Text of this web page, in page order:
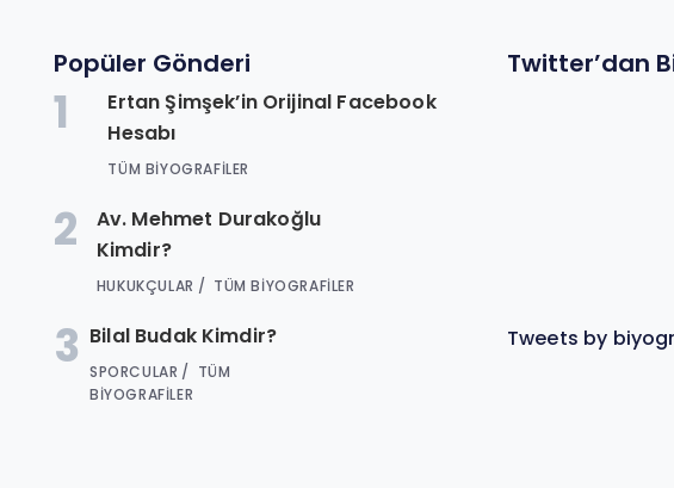
Popüler Gönderi
1
Ertan Şimşek’in Orijinal Facebook
Hesabı
TÜM BIYOGRAFILER
2
Av. Mehmet Durakoğlu
Kimdir?
HUKUKÇULAR TÜM BIYOGRAFILER
3 Bilal Budak Kimdir?
SPORCULAR
TÜM
BIYOGRAFILER
Twitter’dan
Tweets by